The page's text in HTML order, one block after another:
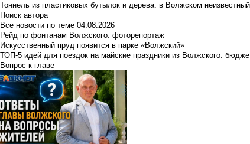
Тоннель из пластиковых бутылок и дерева: в Волжском
Поиск автора
Все новости по теме 04.08.2026
Рейд по фонтанам Волжского: фоторепортаж
Искусственный пруд появится в парке «Волжский»
ТОП-5 идей для поездок на майские праздники из Волжского:
Вопрос к главе